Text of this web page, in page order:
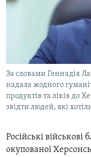
ДЕПОРТАЦІЯ
ВІДЕОУРОКИ «ELIFBE»
СВІДЧЕННЯ ОКУПАЦІЇ
УКРАЇНСЬКА ПРОБЛЕМА
ІНФОГРАФІКА
ЯК ОБІЙТИ
Qırımtatar
ДОЛУЧАЙСЯ!
За словами Геннадія
надала жодного
продуктів та ліків до
звідти людей, які
Російські військові
окупованої